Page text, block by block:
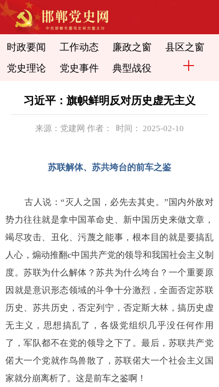
时政要闻 工作动态 廉政之窗 县区之窗
党史理论 党史事件 典型战役
习近平：旗帜鲜明反对历史虚无主义
来源：党建网 作者： 时间： 2025-02-10
苏联解体、苏共垮台的前车之鉴
古人说：“灭人之国，必先去其史。”国内外敌对
势力往往就是拿中国革命史、新中国历史来做文章，
竭尽攻击、丑化、污蔑之能事，根本目的就是要搞乱
人心，煽动推翻c中国共产党的领导和我国社会主义制
度。苏联为什么解体？苏共为什么垮台？一个重要原
因就是意识形态领域的斗争十分激烈，全面否定苏联
历史、苏共历史，否定列宁，否定斯大林，搞历史虚
无主义，思想搞乱了，各级党组织几乎没任何作用
了，军队都不在党的领导之下了。最后，苏联共产党
偌大一个党就作鸟兽散了，苏联偌大一个社会主义国
家就分崩离析了。这是前车之鉴啊！